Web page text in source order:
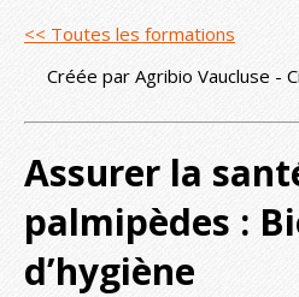
<< Toutes les formations
Créée par Agribio Vaucluse -
Assurer la
palmipèdes :
d’hygiène